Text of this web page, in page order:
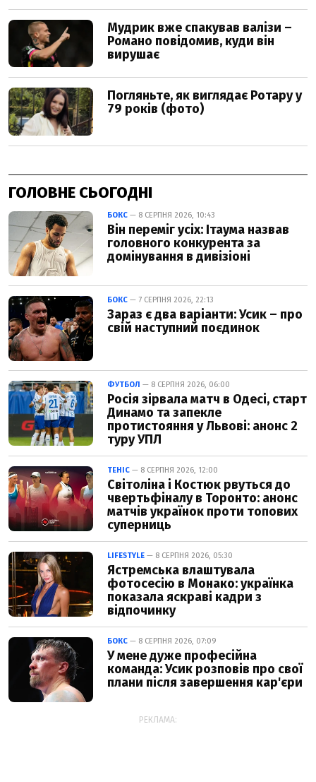
ГОЛОВНЕ СЬОГОДНІ
БОКС — 8 СЕРПНЯ 2026, 10:43
Він переміг усіх: Ітаума назвав
головного конкурента за
домінування в дивізіоні
БОКС — 7 СЕРПНЯ 2026, 22:13
Зараз є два варіанти: Усик – про
свій наступний поєдинок
ФУТБОЛ — 8 СЕРПНЯ 2026, 06:00
Росія зірвала матч в Одесі, старт
Динамо та запекле
протистояння у Львові: анонс 2
туру УПЛ
ТЕНІС — 8 СЕРПНЯ 2026, 12:00
Світоліна і Костюк рвуться до
чвертьфіналу в Торонто: анонс
матчів українок проти топових
суперниць
LIFESTYLE — 8 СЕРПНЯ 2026, 05:30
Ястремська влаштувала
фотосесію в Монако: українка
показала яскраві кадри з
відпочинку
БОКС — 8 СЕРПНЯ 2026, 07:09
У мене дуже професійна
команда: Усик розповів про свої
плани після завершення кар'єри
РЕКЛАМА: